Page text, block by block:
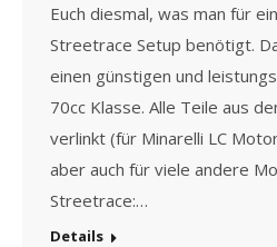
Euch diesmal, was man für
Streetrace Setup benötigt.
einen günstigen und
70cc Klasse. Alle Teile aus
verlinkt (für Minarelli LC
aber auch für viele andere
Streetrace:…
Details